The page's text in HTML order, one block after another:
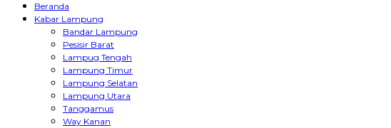
Beranda
Kabar Lampung
Bandar Lampung
Pesisir Barat
Lampug Tengah
Lampung Timur
Lampung Selatan
Lampung Utara
Tanggamus
Way Kanan